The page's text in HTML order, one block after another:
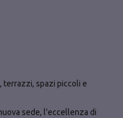
terrazzi, spazi piccoli e
sede, l'eccellenza di